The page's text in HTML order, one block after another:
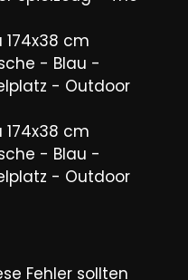
174x38 cm
- Blau -
- Outdoor
174x38 cm
- Blau -
- Outdoor
Fehler sollten